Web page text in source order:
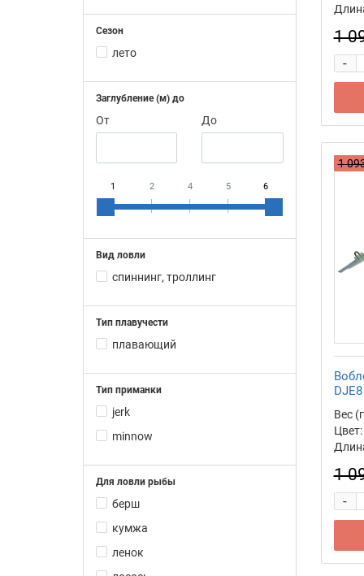
102
103
107
108
109
11
111
112
12
21
22
23
24
Сезон
лето
Заглубление (м) до
От До
1 2 4 5 6
Вид ловли
спиннинг, троллинг
Тип плавучести
плавающий
Тип приманки
jerk
minnow
Для ловли рыбы
берш
кумжа
ленок
1
-
1
Вес
Цвет:
1
-